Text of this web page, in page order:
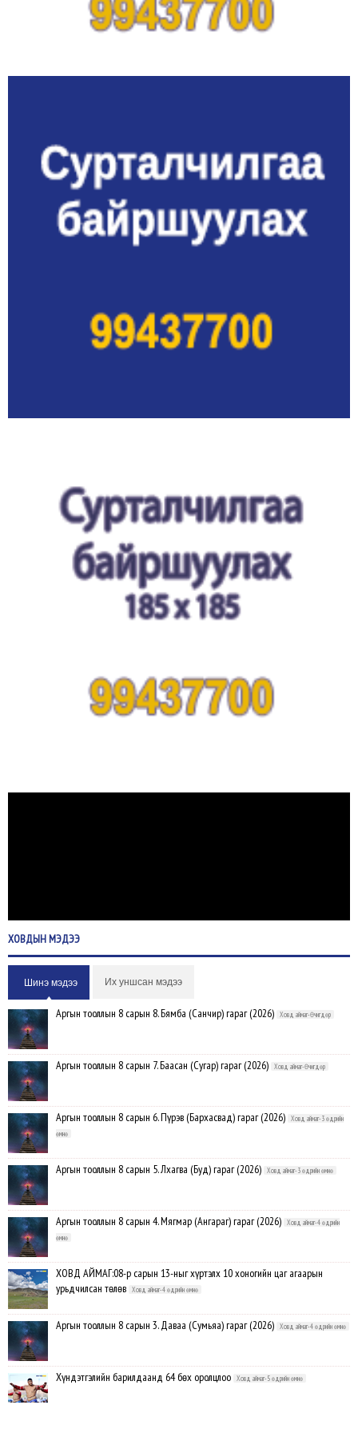
ХОВДЫНМЭДЭЭ
Шинэ мэдээ Их уншсан мэдээ
Аргын тооллын 8 сарын 8. Бямба (Санчир) гараг (2026) Ховд аймаг-Өчигдөр
Аргын тооллын 8 сарын 7. Баасан (Сугар) гараг (2026) Ховд аймаг-Өчигдөр
Аргын тооллын 8 сарын 6. Пүрэв (Бархасвад) гараг (2026)
Ховд аймаг-3 өдрийн
өмнө
Аргын тооллын 8 сарын 5. Лхагва (Буд) гараг (2026) Ховд аймаг-3 өдрийн өмнө
Аргын тооллын 8 сарын 4. Мягмар (Ангараг) гараг (2026)
Ховд аймаг-4 өдрийн
өмнө
ХОВД АЙМАГ:08-р сарын 13-ныг хүртэлх 10 хоногийн цаг агаарын
урьдчилсан төлөв
Ховд аймаг-4 өдрийн өмнө
Аргын тооллын 8 сарын 3. Даваа (Сумьяа) гараг (2026) Ховд аймаг-4 өдрийн өмнө
Хүндэтгэлийн барилдаанд 64 бөх оролцлоо Ховд аймаг-5 өдрийн өмнө